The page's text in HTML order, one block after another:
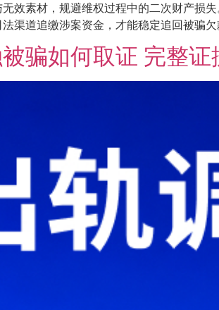
效素材，规避维权过程中的二次财产损
渠道追缴涉案资金，才能稳定追回被骗
骗如何取证 完整